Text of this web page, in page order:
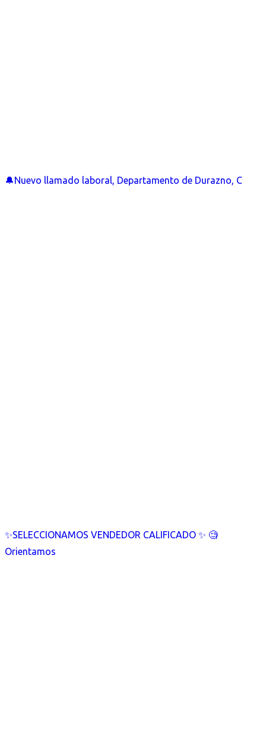
🔔Nuevo llamado laboral, Departamento de Durazno, C
✨SELECCIONAMOS VENDEDOR CALIFICADO ✨ 🧐
Orientamos